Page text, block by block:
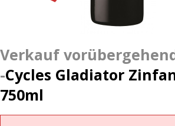
Cycles Gladiator
750ml